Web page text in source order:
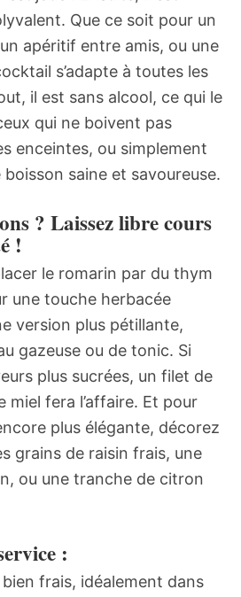
Que ce soit pour un
apéritif entre amis, ou une
s’adapte à toutes les
il est sans alcool, ce qui le
qui ne boivent pas
enceintes, ou simplement
saine et savoureuse.
? Laissez libre cours
!
le romarin par du thym
une touche herbacée
version plus pétillante,
gazeuse ou de tonic. Si
plus sucrées, un filet de
miel fera l’affaire. Et pour
plus élégante, décorez
grains de raisin frais, une
ou une tranche de citron
:
frais, idéalement dans